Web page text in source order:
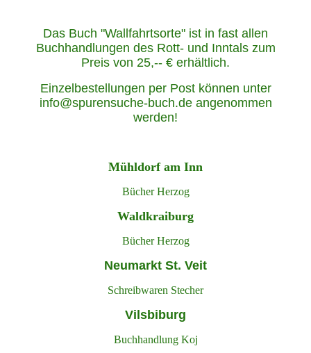
Das Buch "Wallfahrtsorte" ist in fast allen
Buchhandlungen des Rott- und Inntals zum
Preis von 25,-- € erhältlich.
Einzelbestellungen per Post können unter
info@spurensuche-buch.de angenommen
werden!
Mühldorf am Inn
Bücher Herzog
Waldkraiburg
Bücher Herzog
Neumarkt St. Veit
Schreibwaren Stecher
Vilsbiburg
Buchhandlung Koj